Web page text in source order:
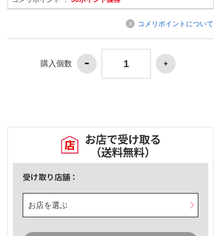
コメリポイントについて
購入個数
お店で受け取る
（送料無料）
受け取り店舗：
お店を選ぶ